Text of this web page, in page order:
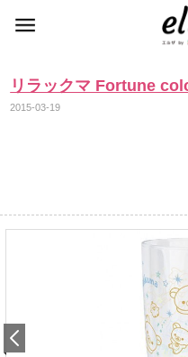
リラックマ Fortune
2015-03-19